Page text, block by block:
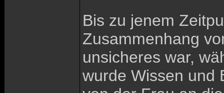
Bis zu jenem
Zusammenhang
unsicheres war,
wurde Wissen und